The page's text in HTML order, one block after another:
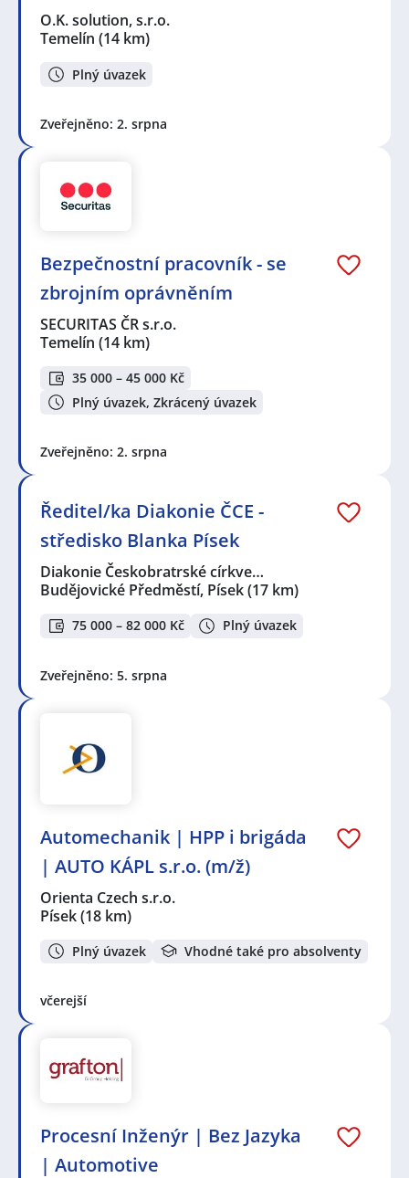
O.K. solution, s.r.o.
Temelín (14 km)
Plný úvazek
Zveřejněno: 2. srpna
Bezpečnostní pracovník - se
zbrojním oprávněním
SECURITAS ČR s.r.o.
Temelín (14 km)
35 000 – 45 000 Kč
Plný úvazek, Zkrácený úvazek
Zveřejněno: 2. srpna
Ředitel/ka Diakonie ČCE -
středisko Blanka Písek
Diakonie Českobratrské církve…
Budějovické Předměstí, Písek(17 km)
75 000 – 82 000 Kč Plný úvazek
Zveřejněno: 5. srpna
Automechanik | HPP i brigáda
| AUTO KÁPL s.r.o. (m/ž)
Orienta Czech s.r.o.
Písek(18 km)
Plný úvazek Vhodné také pro absolventy
včerejší
Procesní Inženýr | Bez Jazyka
| Automotive